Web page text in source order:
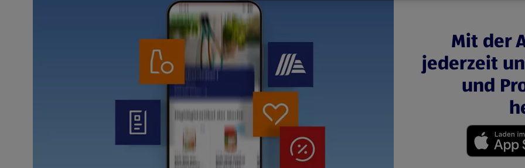
Mit der
jederzeit
und
Datenschutzerklärung zur Verfügung.
Übersicht der Webseitenbetreiber und Datenschutzerklärungen